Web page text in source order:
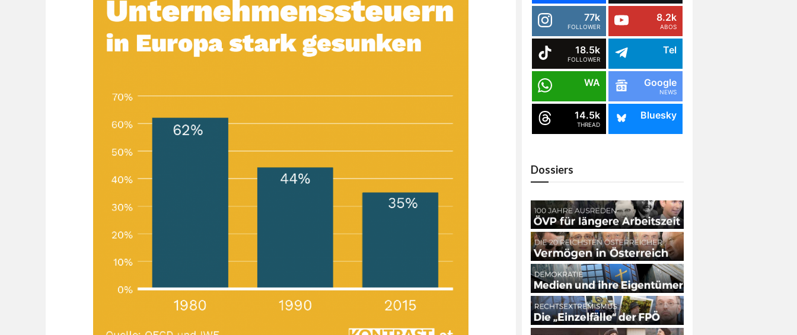
77k
FOLLOWER
8.2k
ABOS
18.5k
FOLLOWER
Tel
WA Google
NEWS
14.5k
THREAD
Bluesky
Dossiers